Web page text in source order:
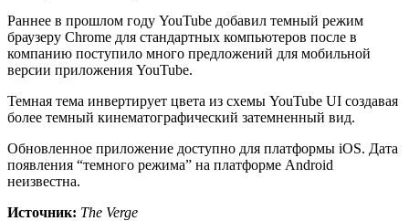
Раннее в прошлом году YouTube добавил темный режим
браузеру Chrome для стандартных компьютеров после в
компанию поступило много предложений для мобильной
версии приложения YouTube.
Темная тема инвертирует цвета из схемы YouTube UI создавая
более темный кинематографический затемненный вид.
Обновленное приложение доступно для платформы iOS. Дата
появления “темного режима” на платформе Android
неизвестна.
Источник: The Verge